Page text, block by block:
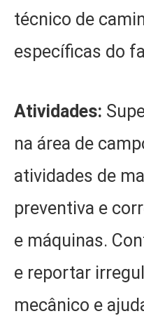
técnico de
específicas do
Atividades:
na área de
atividades de
preventiva e
e máquinas.
e reportar
mecânico e